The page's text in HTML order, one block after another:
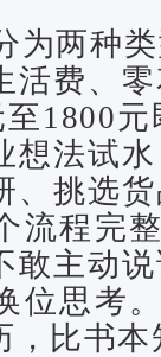
为两种
活费、
1800
想法试
、挑选
流程完
敢主动
位思考
，比书